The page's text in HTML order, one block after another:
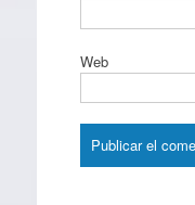
Web